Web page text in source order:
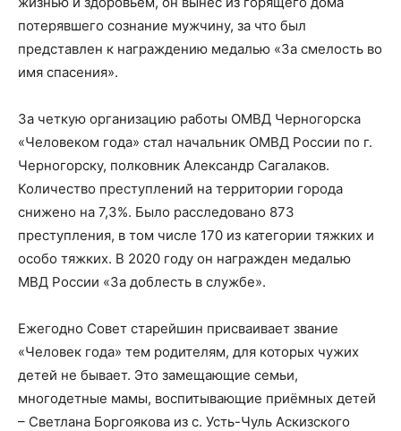
потерявшего сознание мужчину, за что был
представлен к награждению медалью «За смелость во
имя спасения».
За четкую организацию работы ОМВД Черногорска
«Человеком года» стал начальник ОМВД России по г.
Черногорску, полковник Александр Сагалаков.
Количество преступлений на территории города
снижено на 7,3%. Было расследовано 873
преступления, в том числе 170 из категории тяжких и
особо тяжких. В 2020 году он награжден медалью
МВД России «За доблесть в службе».
Ежегодно Совет старейшин присваивает звание
«Человек года» тем родителям, для которых чужих
детей не бывает. Это замещающие семьи,
многодетные мамы, воспитывающие приёмных детей
– Светлана Боргоякова из с. Усть-Чуль Аскизского